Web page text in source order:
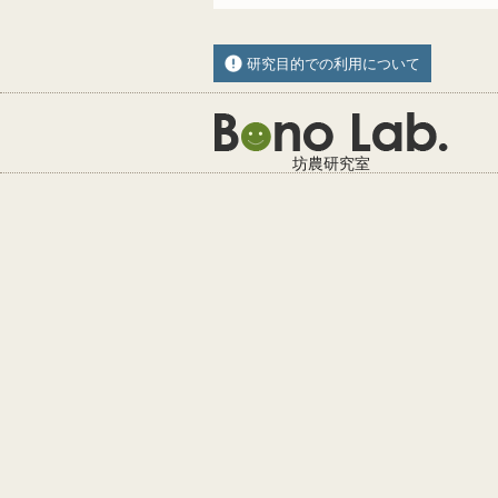
研究目的での利用について
坊農研究室